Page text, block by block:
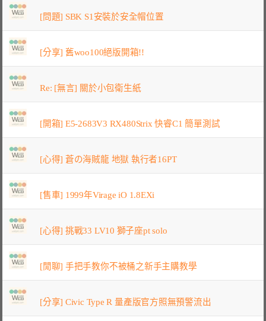
[問題] SBK S1安裝於安全帽位置
[分享] 舊woo100絕版開箱!!
Re: [無言] 關於小包衛生紙
[開箱] E5-2683V3 RX480Strix 快睿C1 簡單測試
[心得] 蒼の海賊龍 地獄 執行者16PT
[售車] 1999年Virage iO 1.8EXi
[心得] 挑戰33 LV10 獅子座pt solo
[閒聊] 手把手教你不被桶之新手主購教學
[分享] Civic Type R 量產版官方照無預警流出